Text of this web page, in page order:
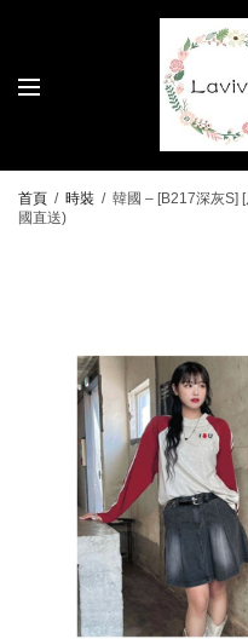
首頁 / 時裝 / 韓國 – [B217深灰S]
國直送)